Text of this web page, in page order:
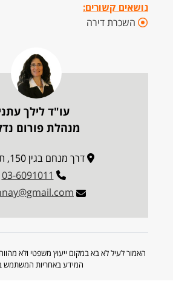
נושאים קשורים:
השכרת דירה
עו"ד לילך
מנהלת פורום
דרך מנחם בגין 150, תל אביב
03-6091011
האמור לעיל לא בא במקום ייעוץ משפטי ולא
המידע באחריות המשתמש